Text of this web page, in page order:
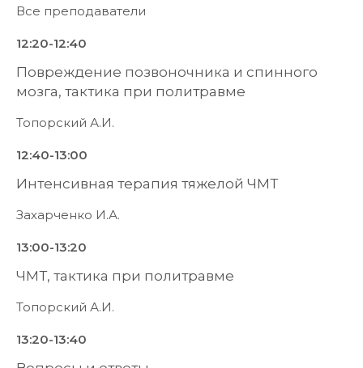
Все преподаватели
12:20-12:40
Повреждение позвоночника и спинного
мозга, тактика при политравме
Топорский А.И.
12:40-13:00
Интенсивная терапия тяжелой ЧМТ
Захарченко И.А.
13:00-13:20
ЧМТ, тактика при политравме
Топорский А.И.
13:20-13:40